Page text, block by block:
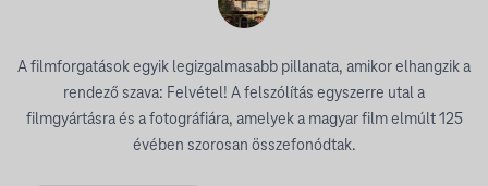
A filmforgatások egyik legizgalmasabb pillanata, amikor elhangzik a
rendező szava: Felvétel! A felszólítás egyszerre utal a
filmgyártásra és a fotográfiára, amelyek a magyar film elmúlt 125
évében szorosan összefonódtak.